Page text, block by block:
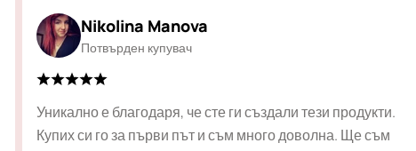
Nikolina Manova
Потвърден купувач
Уникално е благодаря, че сте ги създали тези продукти.
Купих си го за първи път и съм много доволна. Ще съм